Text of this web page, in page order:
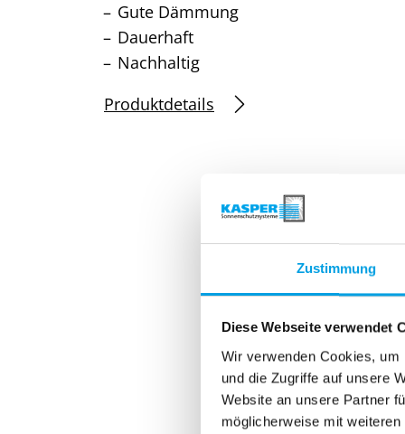
Zustimmung
Diese Webseite verwendet
Wir verwenden Cookies,
und die Zugriffe auf unsere
Website an unsere Partner
möglicherweise mit
Gute Dämmung
Dauerhaft
Nachhaltig
Produktdetails